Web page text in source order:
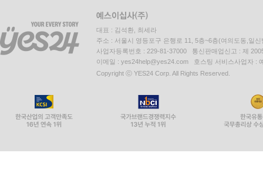
대표 : 김석환, 최세라
주소 : 서울시 영등포구 은행로 11, 5층~6층(여의도동,일신
사업자등록번호 : 229-81-37000 통신판매업신고 : 제
이메일 : yes24help@yes24.com 호스팅 서비스사업자 :
Copyright ⓒ YES24 Corp. All Rights Reserved.